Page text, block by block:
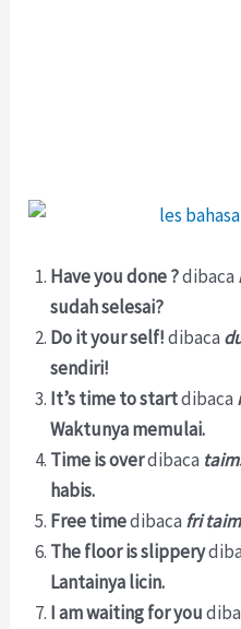
Have you done ?dibaca
sudah selesai?
Do it your self!dibaca
sendiri!
It’s time to startdibaca
Waktunya memulai.
Time is overdibaca
habis.
Free timedibaca fri taim
The floor is slippery
Lantainya licin.
I am waiting for you